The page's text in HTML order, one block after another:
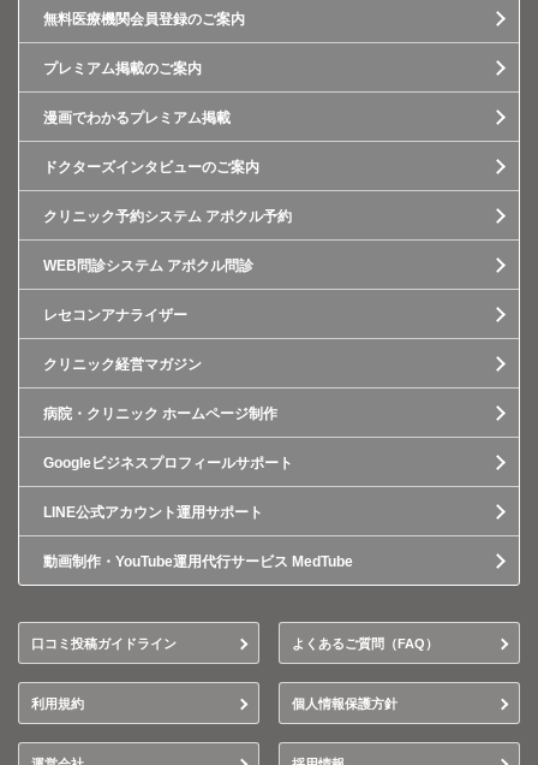
無料医療機関会員登録のご案内
プレミアム掲載のご案内
漫画でわかるプレミアム掲載
ドクターズインタビューのご案内
クリニック予約システム アポクル予約
WEB問診システム アポクル問診
レセコンアナライザー
クリニック経営マガジン
病院・クリニック ホームページ制作
Googleビジネスプロフィールサポート
LINE公式アカウント運用サポート
動画制作・YouTube運用代行サービス MedTube
口コミ投稿ガイドライン よくあるご質問（FAQ）
利用規約 個人情報保護方針